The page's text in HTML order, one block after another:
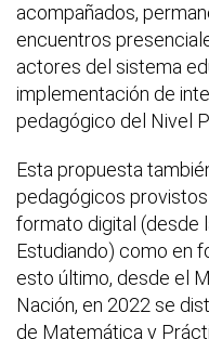
acompañados,
encuentros
actores del sistema
implementación de
pedagógico del Nivel
Esta propuesta
pedagógicos
formato digital (desde
Estudiando) como en
esto último, desde el
Nación, en 2022 se
de Matemática y